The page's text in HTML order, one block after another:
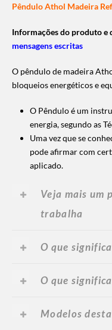
Pêndulo Athol Madeira
Informações do produto e
mensagens escritas
O pêndulo de madeira
bloqueios energéticos e
O Pêndulo é um
energia, segundo as
Uma vez que se
pode afirmar com
aplicado.
Veja mais um
trabalha
O que
O que
Modelos